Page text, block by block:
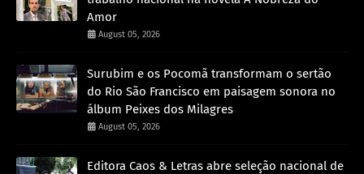
Amor
August 05, 2026
Surubim e os Pocomã transformam o sertão
do Rio São Francisco em paisagem sonora no
álbum Peixes dos Milagres
August 05, 2026
Editora Caos & Letras abre seleção nacional de